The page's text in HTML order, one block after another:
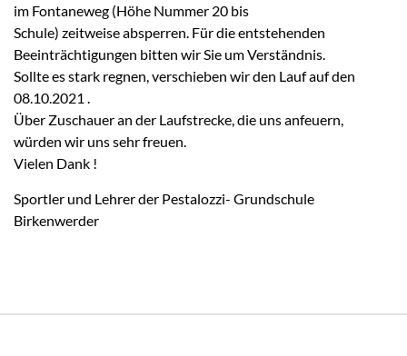
im Fontaneweg (Höhe Nummer 20 bis
Schule) zeitweise absperren. Für die entstehenden
Beeinträchtigungen bitten wir Sie um Verständnis.
Sollte es stark regnen, verschieben wir den Lauf auf den
08.10.2021 .
Über Zuschauer an der Laufstrecke, die uns anfeuern,
würden wir uns sehr freuen.
Vielen Dank !
Sportler und Lehrer der Pestalozzi- Grundschule
Birkenwerder